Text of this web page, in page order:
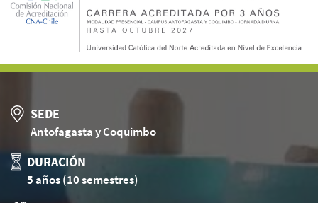
SEDE
Antofagasta y Coquimbo
DURACIÓN
5 años (10 semestres)